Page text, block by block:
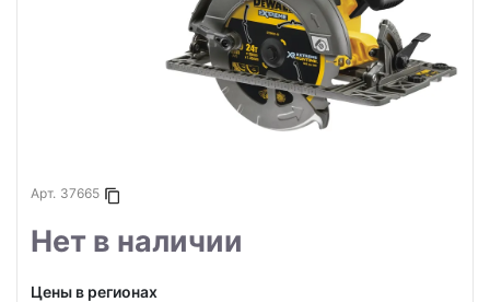
Арт. 37665
Копировать в буфер
Нет в наличии
Цены в регионах